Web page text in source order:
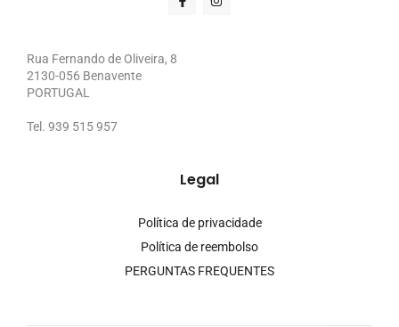
Rua Fernando de Oliveira, 8
2130-056 Benavente
PORTUGAL
Tel. 939 515 957
Legal
Política de privacidade
Política de reembolso
PERGUNTAS FREQUENTES